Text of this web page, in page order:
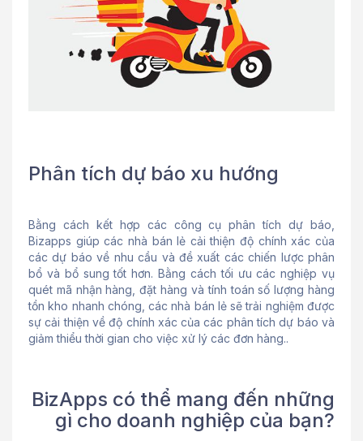
Phân tích dự báo xu hướng
Bằng cách kết hợp các công cụ phân tích dự báo,
Bizapps giúp các nhà bán lẻ cải thiện độ chính xác của
các dự báo về nhu cầu và đề xuất các chiến lược phân
bổ và bổ sung tốt hơn. Bằng cách tối ưu các nghiệp vụ
quét mã nhận hàng, đặt hàng và tính toán số lượng hàng
tồn kho nhanh chóng, các nhà bán lẻ sẽ trải nghiệm được
sự cải thiện về độ chính xác của các phân tích dự báo và
giảm thiểu thời gian cho việc xử lý các đơn hàng..
BizApps có thể mang đến những
gì cho doanh nghiệp của bạn?